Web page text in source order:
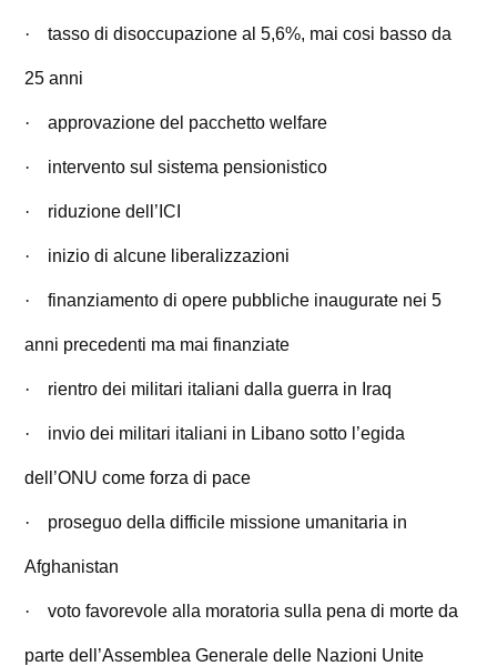
· tasso di disoccupazione al 5,6%, mai cosi basso da
25 anni
· approvazione del pacchetto welfare
· intervento sul sistema pensionistico
· riduzione dell’ICI
· inizio di alcune liberalizzazioni
· finanziamento di opere pubbliche inaugurate nei 5
anni precedenti ma mai finanziate
· rientro dei militari italiani dalla guerra in Iraq
· invio dei militari italiani in Libano sotto l’egida
dell’ONU come forza di pace
· proseguo della difficile missione umanitaria in
Afghanistan
· voto favorevole alla moratoria sulla pena di morte da
parte dell’Assemblea Generale delle Nazioni Unite